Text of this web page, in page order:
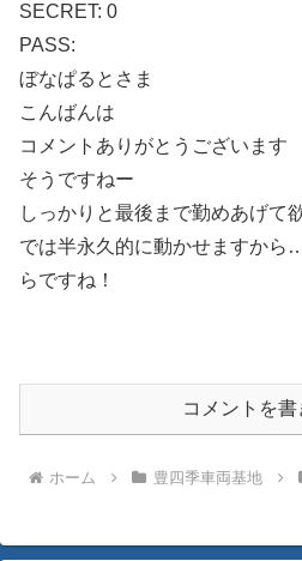
SECRET: 0
PASS:
ぼなぱるとさま
こんばんは
コメントありがとうございます
そうですねー
しっかりと最後まで勤めあげて
では半永久的に動かせますから
らですね！
コメントを書
ホーム 豊四季車両基地